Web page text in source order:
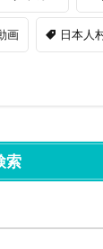
画 日本人
索